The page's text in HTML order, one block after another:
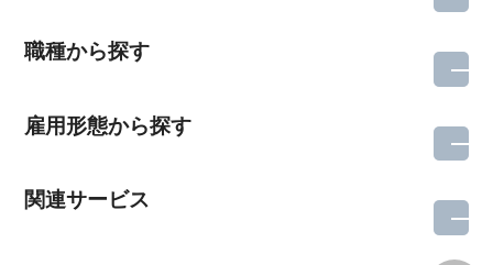
職種から探す
雇用形態から探す
関連サービス